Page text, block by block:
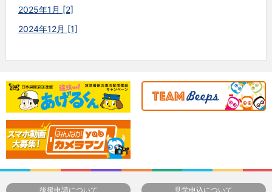
2025年1月 [2]
2024年12月 [1]
後援申請について 見学申込について